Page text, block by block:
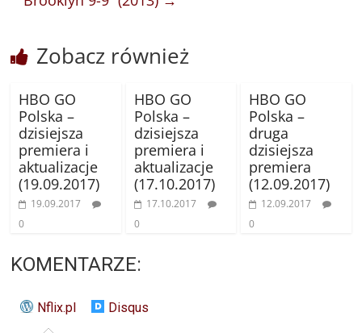
Zobacz również
HBO GO
Polska –
dzisiejsza
premiera i
aktualizacje
(19.09.2017)
19.09.2017
0
HBO GO
Polska –
dzisiejsza
premiera i
aktualizacje
(17.10.2017)
17.10.2017
0
HBO GO
Polska –
druga
dzisiejsza
premiera
(12.09.2017)
12.09.2017
0
KOMENTARZE:
Nflix.pl Disqus